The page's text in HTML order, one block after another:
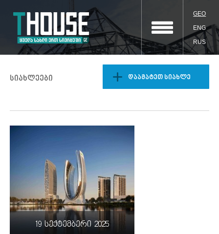
GEO
ENG
RUS
სიახლეები დაამატეთ სიახლე
19 სექტემბერი 2025